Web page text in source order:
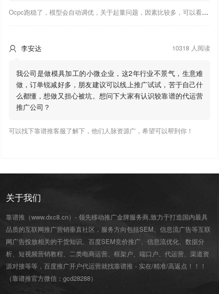
Ocpc跑稳了，模型会自动调优，关于起量问题，因素比较多，可以看下靠谱推大神出的干货文章，都是经验总结，应该可以找到对应解决。
 李安达 10318 人阅读
我公司是做模具加工的小微企业，这2年行业不景气，生意难
做，订单锐减好多，朋友建议可以线上推广试试，苦于自己什
么都懂，想做又担心被坑。想问下大家有认识较靠谱的代运营
推广公司？
可以找下靠谱推客服了解下，他们人脉资源广，希望可以帮到你！
关于我们
靠谱推（www.dxc8.cn）- 领先移动推广金牌服务商,致力于打造国内最具
品质的互联网推广营销垂直社区，服务方向包括SEM、信息流广告等互联
网广告投放相关的干货知识、百度SEM竞价推广、信息流优化、数据分
析、短视频营销教程、二类电商运营、 框架户、 端口户、 代运营、渠道资
源对接等等，百度推广开户代运营就找靠谱推 - 实在/精准/高返点！！！
（靠谱推官方微信： gcd28288）